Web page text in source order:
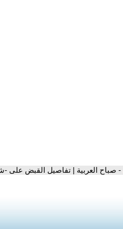
- صباح العربية | تفاصيل القبض على